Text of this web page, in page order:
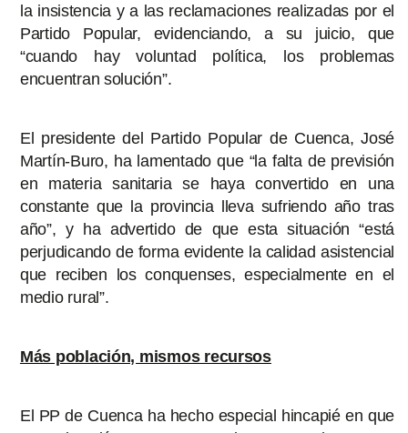
la insistencia y a las reclamaciones realizadas por el
Partido Popular, evidenciando, a su juicio, que
“cuando hay voluntad política, los problemas
encuentran solución”.
El presidente del Partido Popular de Cuenca, José
Martín-Buro, ha lamentado que “la falta de previsión
en materia sanitaria se haya convertido en una
constante que la provincia lleva sufriendo año tras
año”, y ha advertido de que esta situación “está
perjudicando de forma evidente la calidad asistencial
que reciben los conquenses, especialmente en el
medio rural”.
Más población, mismos recursos
El PP de Cuenca ha hecho especial hincapié en que